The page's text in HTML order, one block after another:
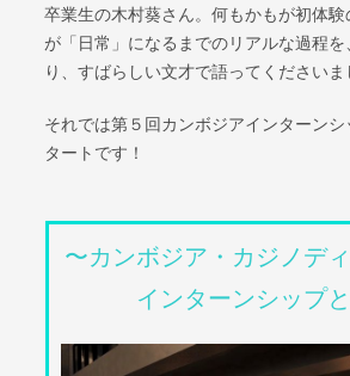
卒業生の木村葵さん。何もかもが初体
が「日常」になるまでのリアルな過程
り、すばらしい文才で語ってくださいま
それでは第５回カンボジアインターンシ
タートです！
〜カンボジア・カジノデ
インターンシップ